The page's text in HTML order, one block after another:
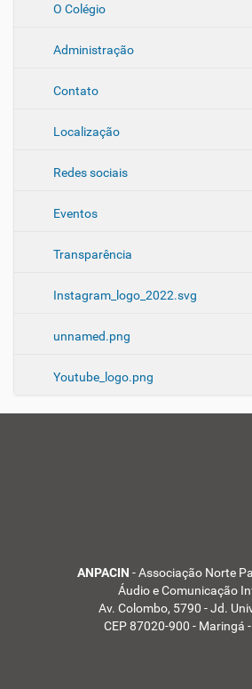
O Colégio
Administração
Contato
Localização
Redes sociais
Eventos
Transparência
Instagram_logo_2022.svg
unnamed.png
Youtube_logo.png
ANPACIN - Associação Norte
Áudio e Comunicação
Av. Colombo, 5790 - Jd.
CEP 87020-900 - Maringá -